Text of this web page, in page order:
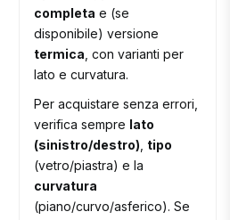
completa e (se
disponibile) versione
termica , con varianti per
lato e curvatura.
Per acquistare senza errori,
verifica sempre lato
(sinistro/destro) tipo
(vetro/piastra) e la
curvatura
(piano/curvo/asferico). Se